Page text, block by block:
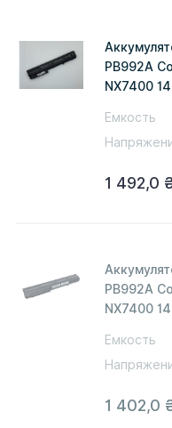
PB992A
NX7400
Емкость
1 492,0
PB992A
NX7400
Емкость
1 402,0